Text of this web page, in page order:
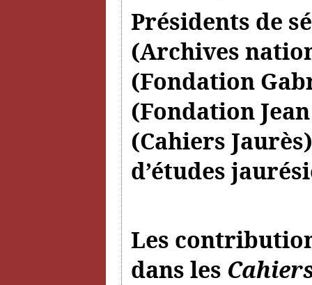
Présidents de
(Archives
(Fondation
(Fondation
(Cahiers
d’études
Les
dans les